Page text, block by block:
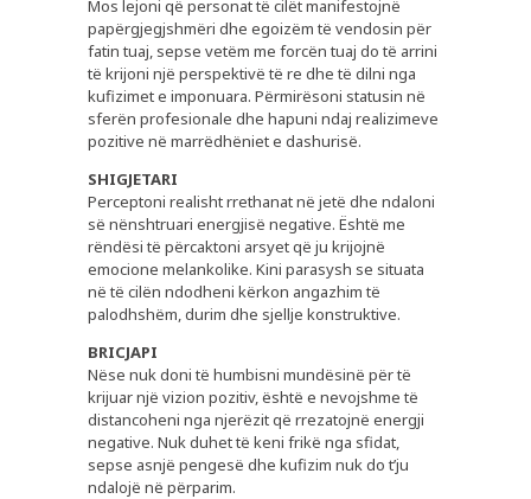
Mos lejoni që personat të cilët manifestojnë
papërgjegjshmëri dhe egoizëm të vendosin për
fatin tuaj, sepse vetëm me forcën tuaj do të arrini
të krijoni një perspektivë të re dhe të dilni nga
kufizimet e imponuara. Përmirësoni statusin në
sferën profesionale dhe hapuni ndaj realizimeve
pozitive në marrëdhëniet e dashurisë.
SHIGJETARI
Perceptoni realisht rrethanat në jetë dhe ndaloni
së nënshtruari energjisë negative. Është me
rëndësi të përcaktoni arsyet që ju krijojnë
emocione melankolike. Kini parasysh se situata
në të cilën ndodheni kërkon angazhim të
palodhshëm, durim dhe sjellje konstruktive.
BRICJAPI
Nëse nuk doni të humbisni mundësinë për të
krijuar një vizion pozitiv, është e nevojshme të
distancoheni nga njerëzit që rrezatojnë energji
negative. Nuk duhet të keni frikë nga sfidat,
sepse asnjë pengesë dhe kufizim nuk do t’ju
ndalojë në përparim.